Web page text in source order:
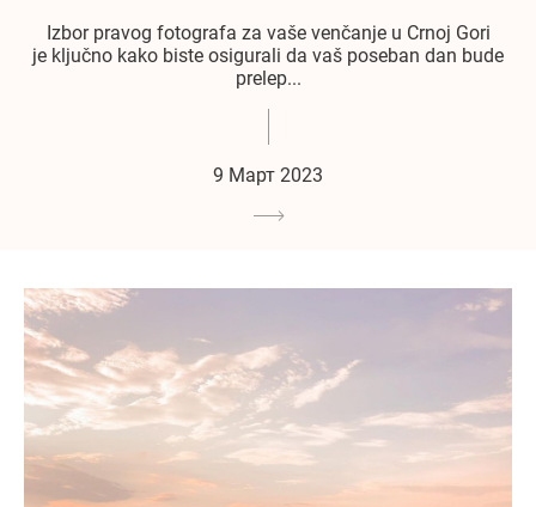
Izbor pravog fotografa za vaše venčanje u Crnoj Gori
je ključno kako biste osigurali da vaš poseban dan bude
prelep...
9 Март 2023